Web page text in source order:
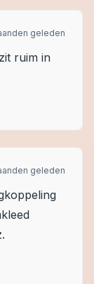
geleden
ruim in
geleden